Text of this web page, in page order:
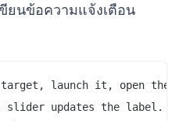
ยนข้อความแจ้งเตือน
target, launch it, open the
updates the label.